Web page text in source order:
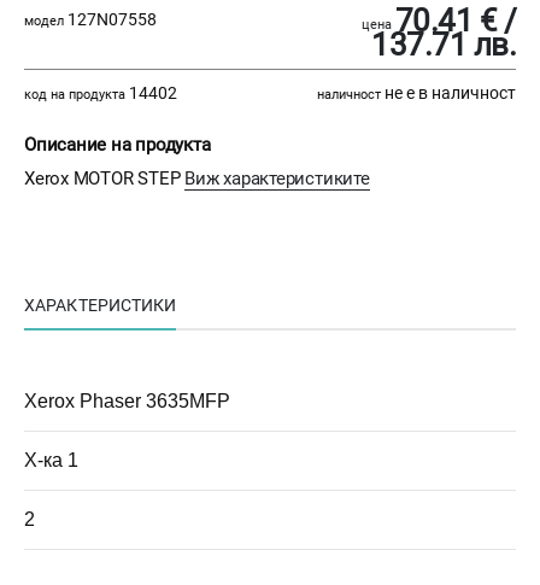
модел 127N07558 цена 70.41 € /
137.71 лв.
код на продукта 14402 наличност не е в наличност
Описание на продукта
Xerox MOTOR STEP Виж характеристиките
ХАРАКТЕРИСТИКИ
Xerox Phaser 3635MFP
Х-ка 1
2